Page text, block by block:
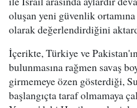
oluşan yeni güvenlik
olarak değerlendirdiğini
İçerikte, Türkiye ve
bulunmasına rağmen savaş
girmemeye özen gösterdiği,
başlangıçta taraf olmamaya